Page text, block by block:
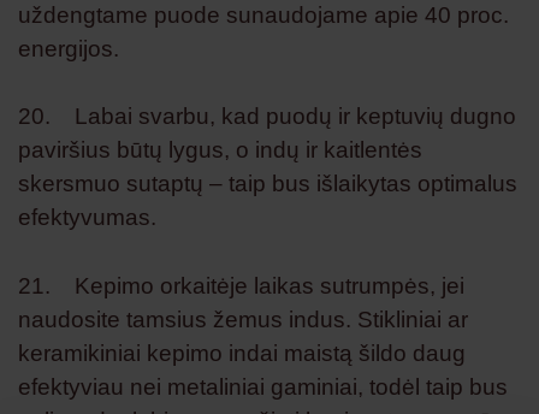
uždengtame puode sunaudojame apie 40 proc.
energijos.
20. Labai svarbu, kad puodų ir keptuvių dugno
paviršius būtų lygus, o indų ir kaitlentės
skersmuo sutaptų – taip bus išlaikytas optimalus
efektyvumas.
21. Kepimo orkaitėje laikas sutrumpės, jei
naudosite tamsius žemus indus. Stikliniai ar
keramikiniai kepimo indai maistą šildo daug
efektyviau nei metaliniai gaminiai, todėl taip bus